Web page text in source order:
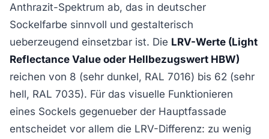
Anthrazit-Spektrum ab, das in deutscher
Sockelfarbe sinnvoll und gestalterisch
ueberzeugend einsetzbar ist. Die LRV-Werte (Light
Reflectance Value oder Hellbezugswert HBW)
reichen von 8 (sehr dunkel, RAL 7016) bis 62 (sehr
hell, RAL 7035). Für das visuelle Funktionieren
eines Sockels gegenueber der Hauptfassade
entscheidet vor allem die LRV-Differenz: zu wenig